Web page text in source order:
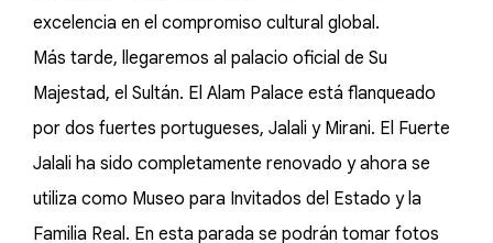
excelencia en el compromiso cultural global.
Más tarde, llegaremos al palacio oficial de Su
Majestad, el Sultán. El Alam Palace está flanqueado
por dos fuertes portugueses, Jalali y Mirani. El Fuerte
Jalali ha sido completamente renovado y ahora se
utiliza como Museo para Invitados del Estado y la
Familia Real. En esta parada se podrán tomar fotos